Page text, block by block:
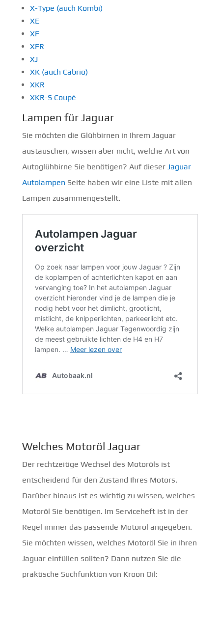
X-Type (auch Kombi)
XE
XF
XFR
XJ
XK (auch Cabrio)
XKR
XKR-S Coupé
Lampen für Jaguar
Sie möchten die Glühbirnen in Ihrem Jaguar
austauschen, wissen aber nicht, welche Art von
Autoglühbirne Sie benötigen? Auf dieser Jaguar
Autolampen Seite haben wir eine Liste mit allen
Lampen zusammengestellt.
Welches Motoröl Jaguar
Der rechtzeitige Wechsel des Motoröls ist
entscheidend für den Zustand Ihres Motors.
Darüber hinaus ist es wichtig zu wissen, welches
Motoröl Sie benötigen. Im Serviceheft ist in der
Regel immer das passende Motoröl angegeben.
Sie möchten wissen, welches Motoröl Sie in Ihren
Jaguar einfüllen sollten? Dann nutzen Sie die
praktische Suchfunktion von Kroon Oil: